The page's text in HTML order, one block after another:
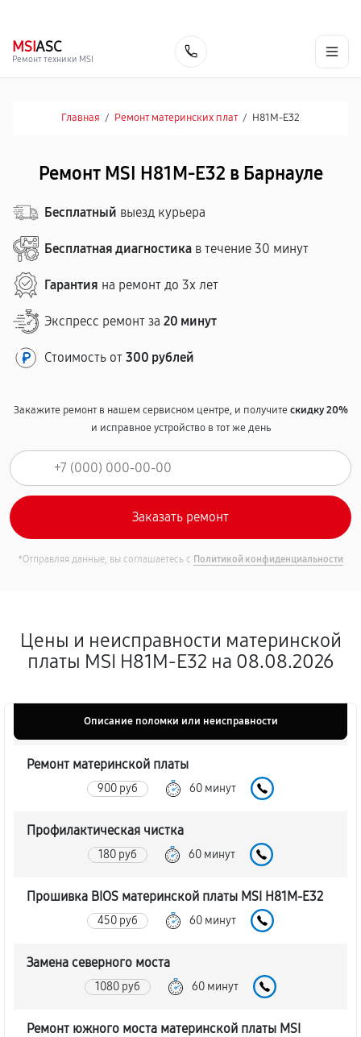
MSIASC
Ремонт техники MSI
Главная / Ремонт материнских плат / H81M-E32
Ремонт MSI H81M-E32 в Барнауле
Бесплатный выезд курьера
Бесплатная диагностика в течение 30 минут
Гарантия на ремонт до 3х лет
Экспресс ремонт за 20 минут
Стоимость от 300 рублей
Закажите ремонт в нашем сервисном центре, и получитескидку 20%
и исправное устройство в тот же день
*Отправляя данные, вы соглашаетесь с Политикой конфиденциальности
Цены и неисправности материнской
платы MSI H81M-E32 на 08.08.2026
Описание поломки или неисправности
Ремонт материнской платы
900 руб 60 минут
Профилактическая чистка
180 руб 60 минут
Прошивка BIOS материнской платы MSI H81M-E32
450 руб 60 минут
Замена северного моста
1080 руб 60 минут
Ремонт южного моста материнской платы MSI